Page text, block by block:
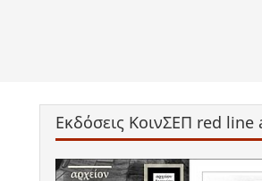
Εκδόσεις ΚοινΣΕΠ red line